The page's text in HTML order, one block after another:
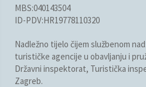
MBS:040143504
ID-PDV:HR19778110320
Nadležno tijelo čijem službenom
turističke agencije u obavljanju i
Državni inspektorat, Turistička
Zagreb.